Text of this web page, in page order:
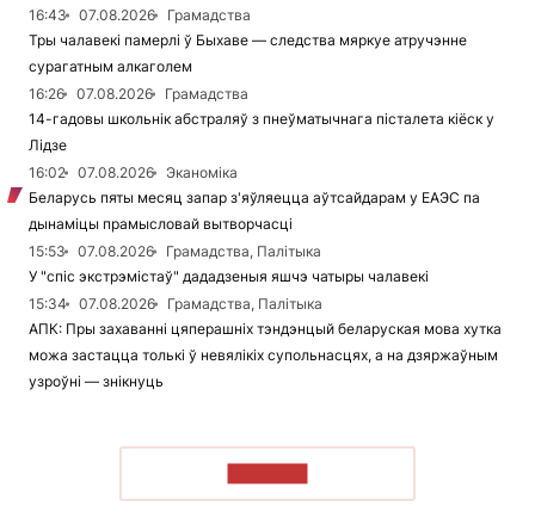
16:43
07.08.2026
Грамадства
Тры чалавекі памерлі ў Быхаве — следства мяркуе атручэнне
сурагатным алкаголем
16:26
07.08.2026
Грамадства
14-гадовы школьнік абстраляў з пнеўматычнага пісталета кіёск у
Лідзе
16:02
07.08.2026
Эканоміка
Беларусь пяты месяц запар з'яўляецца аўтсайдарам у ЕАЭС па
дынаміцы прамысловай вытворчасці
15:53
07.08.2026
Грамадства, Палітыка
У "спіс экстрэмістаў" дададзеныя яшчэ чатыры чалавекі
15:34
07.08.2026
Грамадства, Палітыка
АПК: Пры захаванні цяперашніх тэндэнцый беларуская мова хутка
можа застацца толькі ў невялікіх супольнасцях, а на дзяржаўным
узроўні — знікнуць